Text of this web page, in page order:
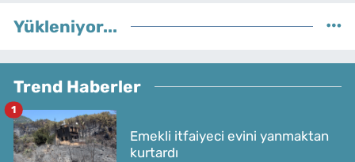
Yükleniyor...
Trend Haberler
Emekli itfaiyeci evini yanmaktan
kurtardı
1